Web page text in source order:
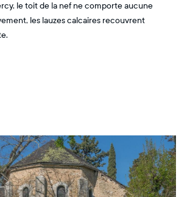
le toit de la nef ne comporte aucune
les lauzes calcaires recouvrent